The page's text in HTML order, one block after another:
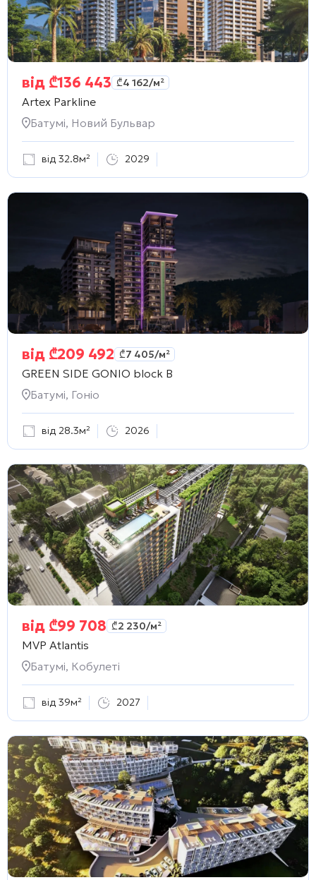
від ₾136 443 ₾4 162/м²
Artex Parkline
Батумі, Новий Бульвар
від 32.8м² 2029
від ₾209 492 ₾7 405/м²
GREEN SIDE GONIO block B
Батумі, Гоніо
від 28.3м² 2026
від ₾99 708 ₾2 230/м²
MVP Atlantis
Батумі, Кобулеті
від 39м² 2027